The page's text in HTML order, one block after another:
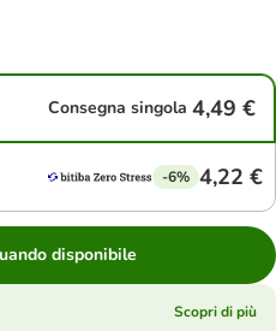
Consegna singola 4,49 €
-6% 4,22 €
disponibile
Scopri di più